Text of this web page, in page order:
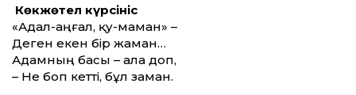
Көкжөтел күрсініс
«Адал-аңғал, қу-маман» –
Деген екен бір жаман…
Адамның басы – ала доп,
– Не боп кетті, бұл заман.